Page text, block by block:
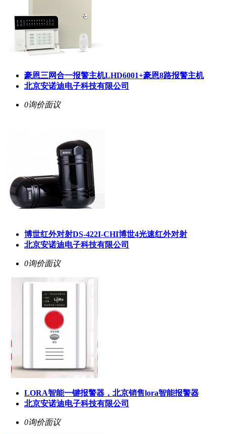
豪恩三网合一报警主机LHD6001+豪恩8路报警主机
北京安诺迪电子科技有限公司
0询价面议
博世红外对射DS-422I-CHI博世4光速红外对射
北京安诺迪电子科技有限公司
0询价面议
LORA智能一键报警器，北京销售lora智能报警器
北京安诺迪电子科技有限公司
0询价面议